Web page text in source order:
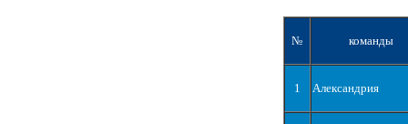
№ команды
1 Александрия